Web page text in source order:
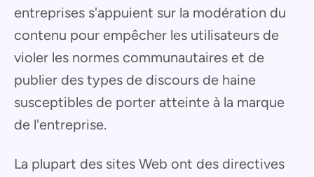
entreprises s'appuient sur la modération du
contenu pour empêcher les utilisateurs de
violer les normes communautaires et de
publier des types de discours de haine
susceptibles de porter atteinte à la marque
de l'entreprise.
La plupart des sites Web ont des directives